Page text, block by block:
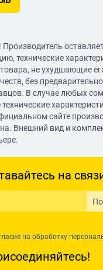
технические
не ухудшающие
без
В случае любых
сайте
Внешний вид и
на
на обработку